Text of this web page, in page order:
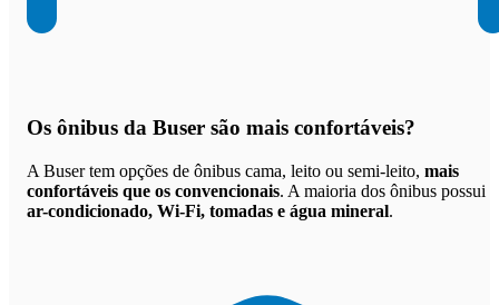
Os ônibus da Buser são mais confortáveis?
A Buser tem opções de ônibus cama, leito ou semi-leito, mais
confortáveis que os convencionais. A maioria dos ônibus possui
ar-condicionado, Wi-Fi, tomadas e água mineral.